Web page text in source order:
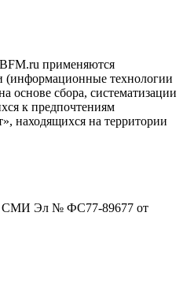
применяются
(информационные технологии
основе сбора, систематизации
к предпочтениям
находящихся на территории
СМИ Эл № ФС77-89677 от